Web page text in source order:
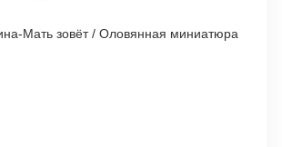
Мать зовёт / Оловянная миниатюра